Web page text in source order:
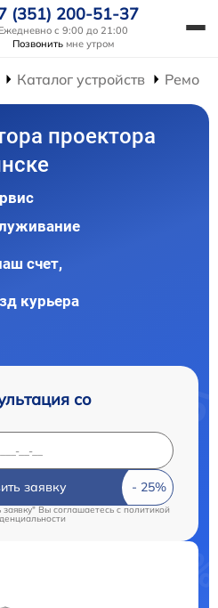
(351) 200-51-37
Ежедневно с 9:00 до 21:00
Позвонить мне утром
Каталог устройств
проектора
счет,
курьера
со
заявку
Вы соглашаетесь c политикой